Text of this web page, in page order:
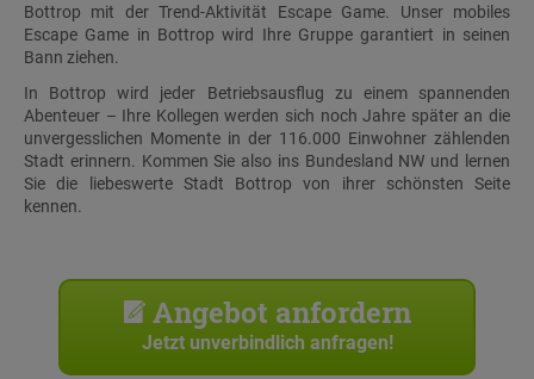
Bottrop mit der Trend-Aktivität Escape Game. Unser mobiles
Escape Game in Bottrop wird Ihre Gruppe garantiert in seinen
Bann ziehen.
In Bottrop wird jeder Betriebsausflug zu einem spannenden
Abenteuer – Ihre Kollegen werden sich noch Jahre später an die
unvergesslichen Momente in der 116.000 Einwohner zählenden
Stadt erinnern. Kommen Sie also ins Bundesland NW und lernen
Sie die liebeswerte Stadt Bottrop von ihrer schönsten Seite
kennen.
Angebot anfordern
Jetzt unverbindlich anfragen!